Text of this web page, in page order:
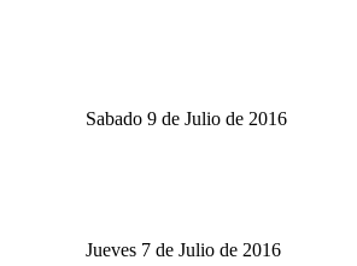
Sabado 9 de Julio de 2016
Jueves 7 de Julio de 2016